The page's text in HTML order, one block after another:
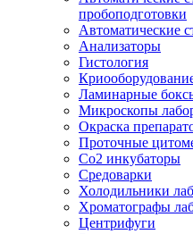
пробоподготовки
Автоматические
Анализаторы
Гистология
Ламинарные
Микроскопы
Окраска
Проточные
Со2 инкубаторы
Средоварки
Холодильники
Хроматографы
Центрифуги